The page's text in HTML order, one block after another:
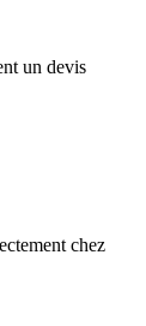
un devis
chez